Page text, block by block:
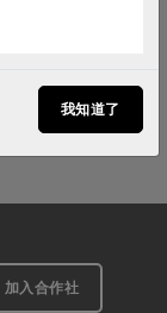
加入合作社
我知道了